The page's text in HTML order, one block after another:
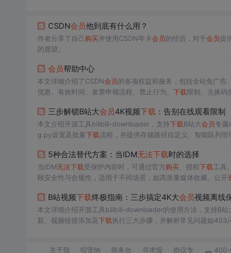
CSDN会员他到底有什么用？
作者分享了自己购买并使用CSDN年卡会员的经历，对于会员提
的愿望。
会员帮助中心
本文详细介绍了CSDN会员的各项权益和服务，包括全站免广告
优惠、有效时间、发票申领流程、禁止行为、 下载限制、兑换码
三步解锁B站大会员4K视频下载 ：告别在线观看限制
本文介绍开源工具bilibili-downloader，支持下载B站大会员专属
g.py设置及批量下载流程，并提供存储路径自定义、智能队列
5种合法替代方案：当IDM无法下载时的选择
当IDM无法下载受保护内容时，可通过官方购买、授权下载工具
顾安全性与合规性，适用于不同场景，如高质量媒体收藏、公开
B站视频下载终极指南：三步搞定4K大会员视频离线
本文详细介绍开源工具bilibili-downloader的使用方法，支持B站
新、视频链接添加及下载执行三大步骤，并解析常见问题如
关于我 招贤纳 商务合 寻求报 协议专